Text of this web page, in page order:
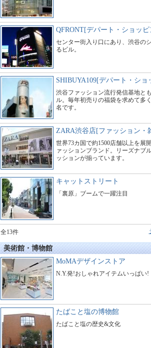
QFRONT[デパート・ショッ
センター街入り口にあり、渋谷の
るビル。
SHIBUYA109[デパート・ショ
渋谷ファッション流行発信基地と
ル。毎年初売りの福袋を求めて多
名です。
ZARA渋谷店[ファッション・
世界73カ国で約1500店舗以上を展
ァッションブランド。リーズナブ
ッションが揃っています。
キャットストリート
「裏原」ブームで一躍注目
全13件
美術館・博物館
MoMAデザインストア
N.Y.発!おしゃれアイテムいっぱい!
たばこと塩の博物館
たばこと塩の歴史&文化